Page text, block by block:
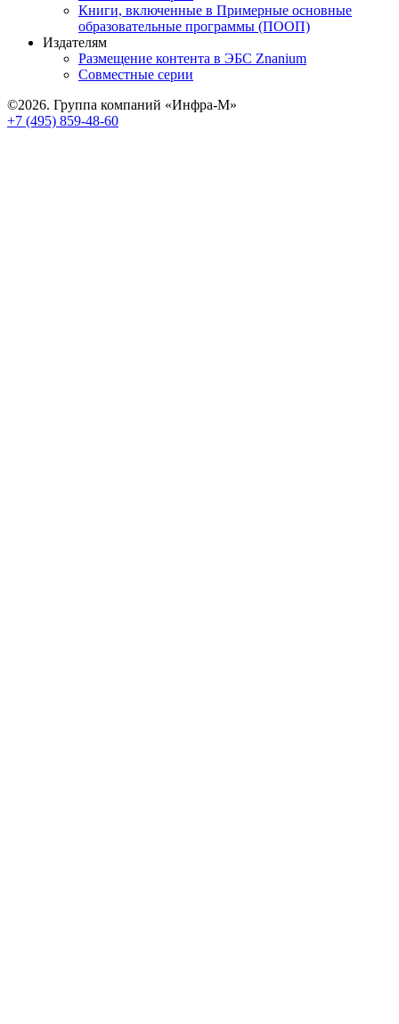
Книги, включенные в Примерные основные
образовательные программы (ПООП)
Издателям
Размещение контента в ЭБС Znanium
Совместные серии
©2026. Группа компаний «Инфра-М»
+7 (495) 859-48-60